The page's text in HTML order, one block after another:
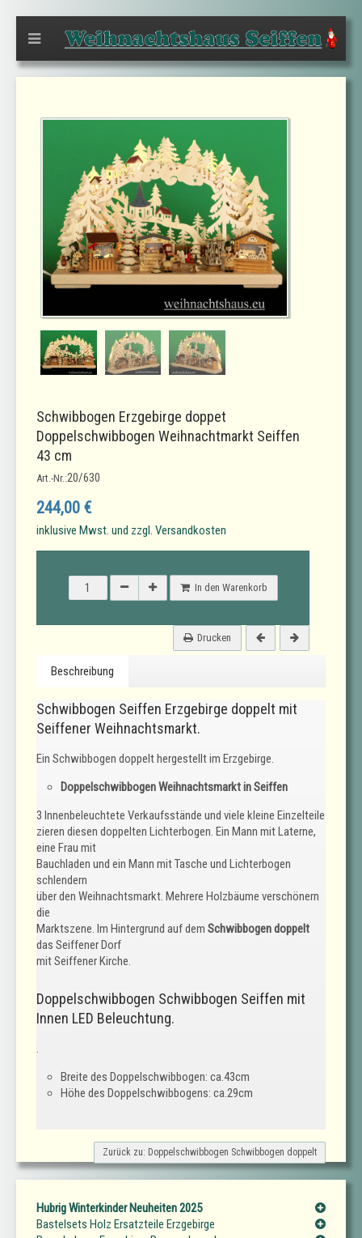
Schwibbogen Erzgebirge doppet
Doppelschwibbogen Weihnachtmarkt Seiffen
43 cm
Art.-Nr.:20/630
244,00 €
inklusive Mwst. und zzgl. Versandkosten
In den Warenkorb
Drucken
Beschreibung
Schwibbogen Seiffen Erzgebirge doppelt mit
Seiffener Weihnachtsmarkt.
Ein Schwibbogen doppelt hergestellt im Erzgebirge.
Doppelschwibbogen Weihnachtsmarkt in Seiffen
3 Innenbeleuchtete Verkaufsstände und viele kleine Einzelteile
zieren diesen doppelten Lichterbogen. Ein Mann mit Laterne,
eine Frau mit
Bauchladen und ein Mann mit Tasche und Lichterbogen
schlendern
über den Weihnachtsmarkt. Mehrere Holzbäume verschönern
die
Marktszene. Im Hintergrund auf dem Schwibbogen doppelt
das Seiffener Dorf
mit Seiffener Kirche.
Doppelschwibbogen Schwibbogen Seiffen mit
Innen LED Beleuchtung.
.
Breite des Doppelschwibbogen: ca.43cm
Höhe des Doppelschwibbogens: ca.29cm
Zurück zu: Doppelschwibbogen Schwibbogen doppelt
Hubrig Winterkinder Neuheiten 2025
Bastelsets Holz Ersatzteile Erzgebirge